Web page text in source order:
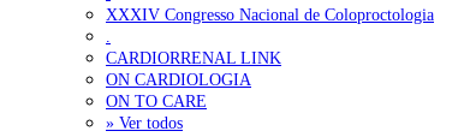
Ordem dos Médicos alerta para riscos no novo sistema de
Portugal está a formar os médicos de que precisa?
MAIS LIDAS
XXXIV Congresso Nacional de Coloproctologia
.
CARDIORRENAL LINK
ON CARDIOLOGIA
ON TO CARE
» Ver todos